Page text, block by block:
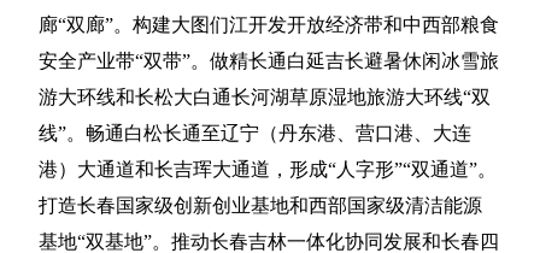
廊“双廊”。构建大图们江开发开放经济带和中西部粮食
安全产业带“双带”。做精长通白延吉长避暑休闲冰雪旅
游大环线和长松大白通长河湖草原湿地旅游大环线“双
线”。畅通白松长通至辽宁（丹东港、营口港、大连
港）大通道和长吉珲大通道，形成“人字形”“双通道”。
打造长春国家级创新创业基地和西部国家级清洁能源
基地“双基地”。推动长春吉林一体化协同发展和长春四